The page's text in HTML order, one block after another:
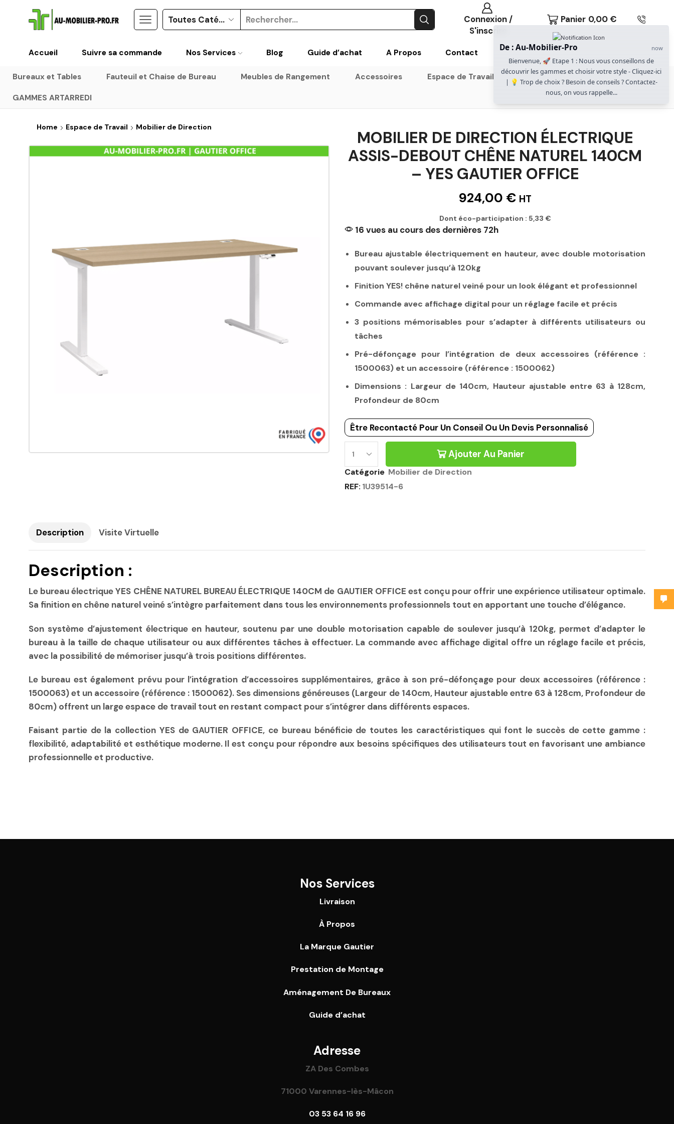
Connexion /
S'inscrire
Panier 0,00 €
Accueil Suivre sa commande Nos Services Blog Guide d’achat A Propos Contact
Bureaux et Tables Fauteuil et Chaise de Bureau Meubles de Rangement Accessoires Espace de Travail Gammes Gautier Office
GAMMES ARTARREDI
Home Espace de Travail Mobilier de Direction
MOBILIER DE DIRECTION ÉLECTRIQUE
ASSIS-DEBOUT CHÊNE NATUREL 140CM
– YES GAUTIER OFFICE
924,00 € HT
Dont éco-participation : 5,33 €
16 vues au cours des dernières 72h
Bureau ajustable électriquement en hauteur, avec double motorisation
pouvant soulever jusqu’à 120kg
Finition YES! chêne naturel veiné pour un look élégant et professionnel
Commande avec affichage digital pour un réglage facile et précis
3 positions mémorisables pour s’adapter à différents utilisateurs ou
tâches
Pré-défonçage pour l’intégration de deux accessoires (référence :
1500063) et un accessoire (référence : 1500062)
Dimensions : Largeur de 140cm, Hauteur ajustable entre 63 à 128cm,
Profondeur de 80cm
Être Recontacté Pour Un Conseil Ou Un Devis Personnalisé
Ajouter Au Panier
Catégorie Mobilier de Direction
REF: 1U39514-6
Description Visite Virtuelle
Description :
Le bureau électrique YES CHÊNE NATUREL BUREAU ÉLECTRIQUE 140CM de GAUTIER OFFICE est conçu pour offrir une expérience utilisateur optimale.
Sa finition en chêne naturel veiné s’intègre parfaitement dans tous les environnements professionnels tout en apportant une touche d’élégance.
Son système d’ajustement électrique en hauteur, soutenu par une double motorisation capable de soulever jusqu’à 120kg, permet d’adapter le
bureau à la taille de chaque utilisateur ou aux différentes tâches à effectuer. La commande avec affichage digital offre un réglage facile et précis,
avec la possibilité de mémoriser jusqu’à trois positions différentes.
Le bureau est également prévu pour l’intégration d’accessoires supplémentaires, grâce à son pré-défonçage pour deux accessoires (référence :
1500063) et un accessoire (référence : 1500062). Ses dimensions généreuses (Largeur de 140cm, Hauteur ajustable entre 63 à 128cm, Profondeur de
80cm) offrent un large espace de travail tout en restant compact pour s’intégrer dans différents espaces.
Faisant partie de la collection YES de GAUTIER OFFICE, ce bureau bénéficie de toutes les caractéristiques qui font le succès de cette gamme :
flexibilité, adaptabilité et esthétique moderne. Il est conçu pour répondre aux besoins spécifiques des utilisateurs tout en favorisant une ambiance
professionnelle et productive.
Nos Services
Livraison
À Propos
La Marque Gautier
Prestation de Montage
Aménagement De Bureaux
Guide d’achat
Adresse
ZA Des Combes
71000 Varennes-lès-Mâcon
03 53 64 16 96
De : Au-Mobilier-Pro now
Bienvenue, 🚀 Etape 1 : Nous vous conseillons de
découvrir les gammes et choisir votre style - Cliquez-ici
| 💡 Trop de choix ? Besoin de conseils ? Contactez-
nous, on vous rappelle...